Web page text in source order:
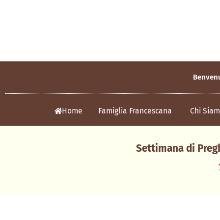
Home Famiglia Francescana Chi
Settimana di